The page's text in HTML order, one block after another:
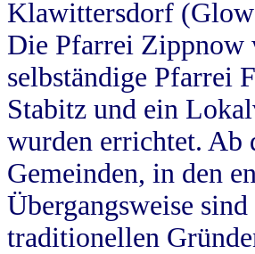
Klawittersdorf
Die Pfarrei Zippnow
selbständige Pfarrei
Stabitz und ein
wurden errichtet. Ab
Gemeinden, in den
Übergangsweise
traditionellen